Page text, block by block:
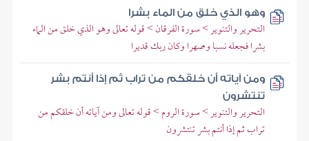
وهو الذي خلق من الماء بشرا
التحرير والتنوير > سورة الفرقان > قوله تعالى وهو الذي خلق من الماء
بشرا فجعله نسبا وصهرا وكان ربك قديرا
ومن آياته أن خلقكم من تراب ثم إذا أنتم بشر
تنتشرون
التحرير والتنوير > سورة الروم > قوله تعالى ومن آياته أن خلقكم من
تراب ثم إذا أنتم بشر تنتشرون